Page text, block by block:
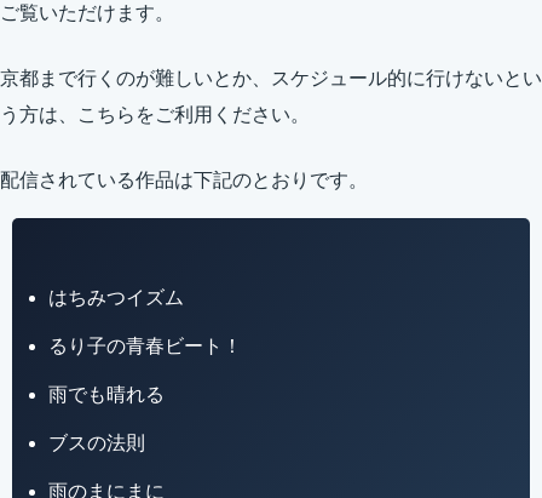
ご覧いただけます。
京都まで行くのが難しいとか、スケジュール的に行けないとい
う方は、こちらをご利用ください。
配信されている作品は下記のとおりです。
はちみつイズム
るり子の青春ビート！
雨でも晴れる
ブスの法則
雨のまにまに